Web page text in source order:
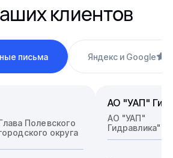
клиентов
письма Яндекс и Google
Полевского
округа
АО "УАП"
АО "УАП"
Гидравлика"